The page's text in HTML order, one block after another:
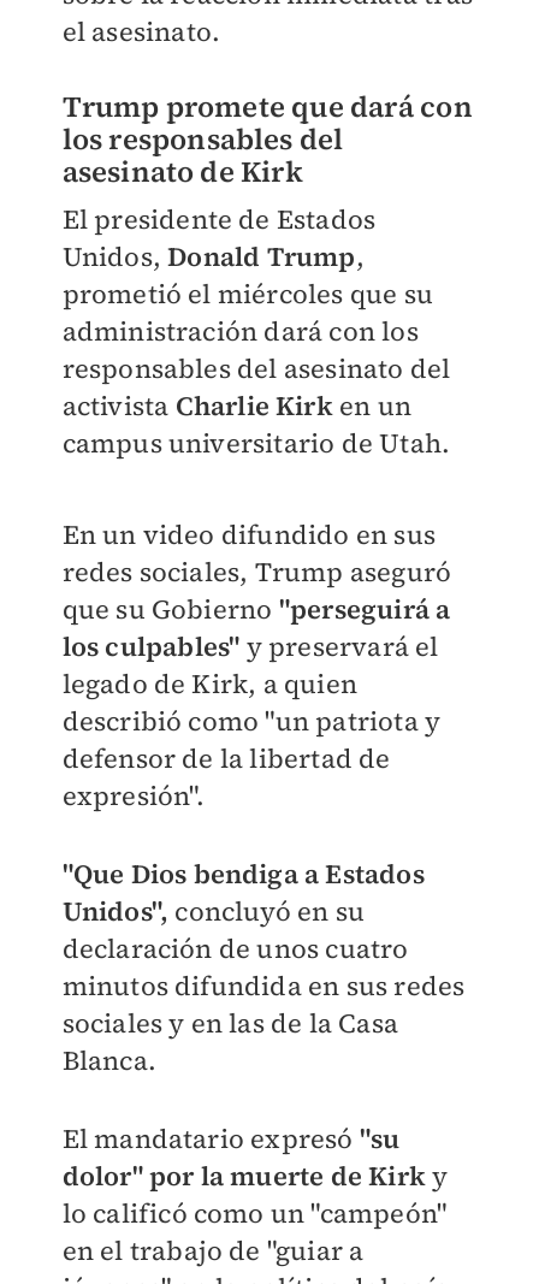
el asesinato.
Trump promete que dará con
los responsables del
asesinato de Kirk
El presidente de Estados
Unidos,Donald Trump,
prometió el miércoles que su
administración dará con los
responsables del asesinato del
activista Charlie Kirk en un
campus universitario de Utah.
En un video difundido en sus
redes sociales, Trump aseguró
que su Gobierno "perseguirá a
los culpables" y preservará el
legado de Kirk, a quien
describió como "un patriota y
defensor de la libertad de
expresión".
"Que Dios bendiga a Estados
Unidos", concluyó en su
declaración de unos cuatro
minutos difundida en sus redes
sociales y en las de la Casa
Blanca.
El mandatario expresó "su
dolor" por la muerte de Kirky
lo calificó como un "campeón"
en el trabajo de "guiar a